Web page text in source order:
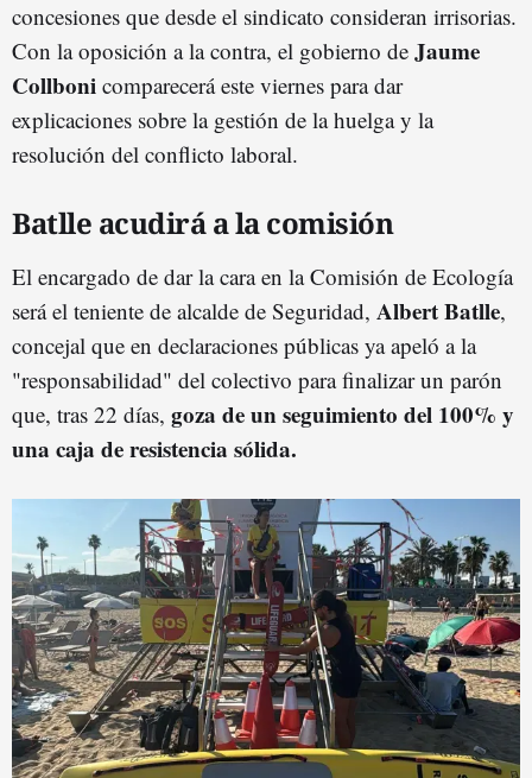
concesiones que desde el sindicato consideran irrisorias.
Con la oposición a la contra, el gobierno de Jaume
Collboni comparecerá este viernes para dar
explicaciones sobre la gestión de la huelga y la
resolución del conflicto laboral.
Batlle acudirá a la comisión
El encargado de dar la cara en la Comisión de Ecología
será el teniente de alcalde de Seguridad, Albert Batlle,
concejal que en declaraciones públicas ya apeló a la
"responsabilidad" del colectivo para finalizar un parón
que, tras 22 días, goza de un seguimiento del 100% y
una caja de resistencia sólida.